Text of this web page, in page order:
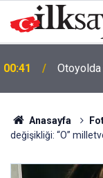
00:41 Otoyolda
Anasayfa
değişikliği: “O”